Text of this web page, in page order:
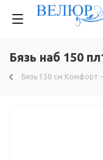
Бязь наб 150
Бязь 150 см Комфорт